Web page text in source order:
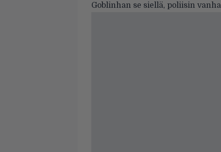
Goblinhan se siellä, poliisin